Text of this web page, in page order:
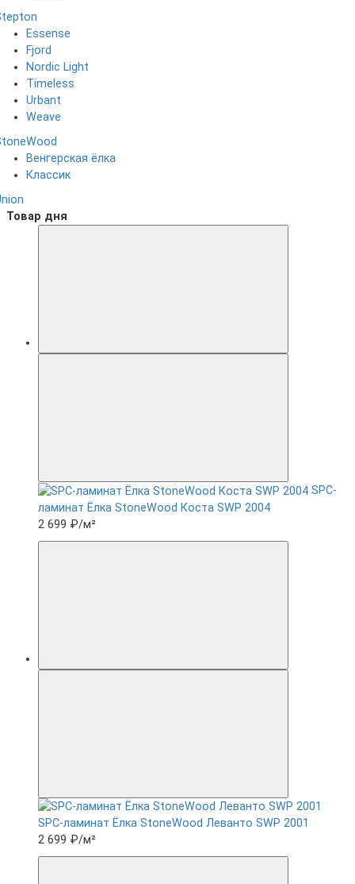
Essense
Fjord
Nordic Light
Timeless
Urbant
Weave
Венгерская ёлка
Классик
Товар дня
SPC-
ламинат Ëлка StoneWood Коста SWP 2004
2 699 ₽/м²
SPC-ламинат Ëлка StoneWood Леванто SWP 2001
2 699 ₽/м²